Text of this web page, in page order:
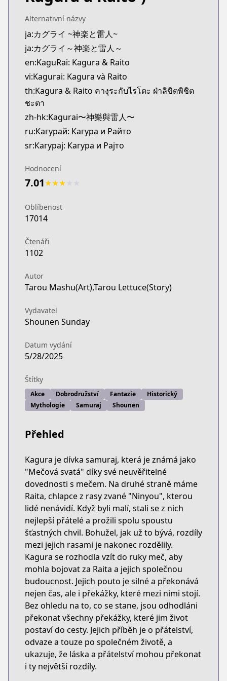
Official Raw
https://www.sunday-webry.com/episode/
Kitsu
Kitsu
https://kitsu.app/manga/75633
MangaUpdates
MangaUpdates
https://www.mangaupdates.com/
Book☆Walker
Book☆Walker
https://bookwalker.jp/series/545719/list
Alternativní názvy
ja:カグライ ~神楽と雷人~
ja:カグライ～神楽と雷人～
en:KaguRai: Kagura & Raito
vi:Kagurai: Kagura và Raito
th:Kagura & Raito คางุระกับไรโตะ ฝ่าลิขิตพิชิต
ชะตา
zh-hk:Kagurai〜神樂與雷人〜
ru:Кагурай: Кагура и Райто
sr:Кагурај: Кагура и Рајто
Hodnocení
7.01★★★
Oblíbenost
17014
Čtenáři
1102
Autor
Tarou Mashu(Art),Tarou Lettuce(Story)
Vydavatel
Shounen Sunday
Datum vydání
5/28/2025
Štítky
Akce Dobrodružství Fantazie
Historický
Mythologie
Samuraj Shounen
Přehled
Kagura je dívka samuraj, která je známá jako
"Mečová svatá" díky své neuvěřitelné
dovednosti s mečem. Na druhé straně máme
Raita, chlapce z rasy zvané "Ninyou", kterou
lidé nenávidí. Když byli malí, stali se z nich
nejlepší přátelé a prožili spolu spoustu
šťastných chvil. Bohužel, jak už to bývá, rozdíly
mezi jejich rasami je nakonec rozdělily.
Kagura se rozhodla vzít do ruky meč, aby
mohla bojovat za Raita a jejich společnou
budoucnost. Jejich pouto je silné a překonává
nejen čas, ale i překážky, které mezi nimi stojí.
Bez ohledu na to, co se stane, jsou odhodláni
překonat všechny překážky, které jim život
postaví do cesty. Jejich příběh je o přátelství,
odvaze a touze po společném životě, a
ukazuje, že láska a přátelství mohou překonat
i ty největší rozdíly.